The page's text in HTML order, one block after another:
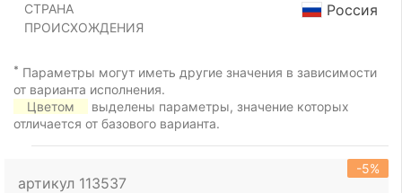
СТРАНА
ПРОИСХОЖДЕНИЯ
Россия
* Параметры могут иметь другие значения в зависимости
от варианта исполнения.
Цветом
выделены параметры, значение которых
отличается от базового варианта.
артикул 113537
-5%